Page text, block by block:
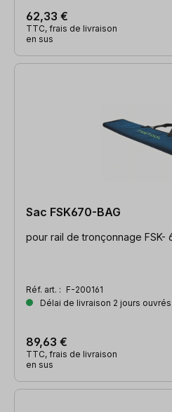
62,33 €
TTC, frais de livraison
en sus
Sac FSK670-BAG
pour rail de tronçonnage FSK-
Réf. art. : F-200161
Délai de livraison 2 jours ouvrés
89,63 €
TTC, frais de livraison
en sus